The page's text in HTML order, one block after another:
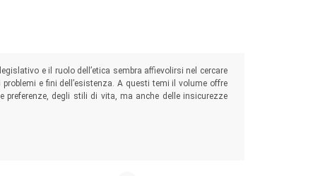
e il ruolo dell’etica sembra affievolirsi nel cercare
e fini dell’esistenza. A questi temi il volume offre
preferenze, degli stili di vita, ma anche delle insicurezze